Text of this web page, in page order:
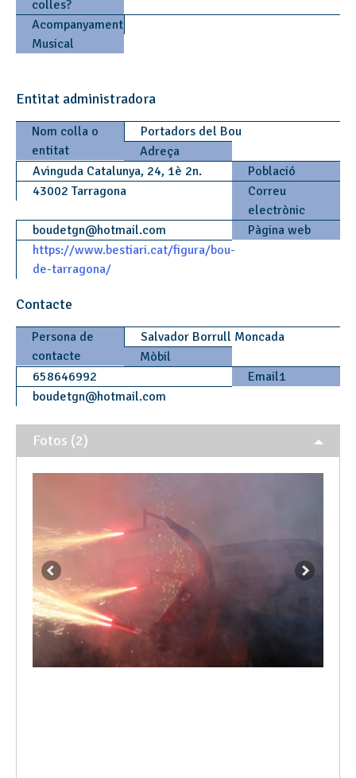
colles?
Acompanyament
Musical
Entitat administradora
Nom colla o
entitat
Portadors del Bou
Adreça
Avinguda Catalunya, 24, 1è 2n.
Població
43002 Tarragona
Correu
electrònic
boudetgn@hotmail.com
Pàgina web
https://www.bestiari.cat/figura/bou-
de-tarragona/
Contacte
Persona de
contacte
Salvador Borrull Moncada
Mòbil
658646992
Email1
boudetgn@hotmail.com
Fotos (2)